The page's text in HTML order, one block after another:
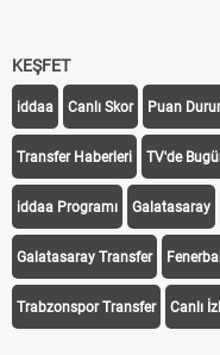
KEŞFET
iddaa Canlı Skor Puan
Transfer Haberleri TV'de
iddaa Programı Galatasaray
Galatasaray Transfer
Trabzonspor Transfer Canlı